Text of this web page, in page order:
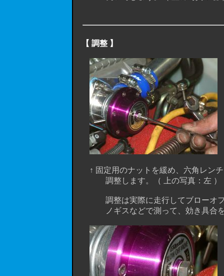
【 調整 】
↑ 固定用のナットを緩め、六角レンチ
調整します。（ 上の写真：左 ）
調整は実際に走行してブローオフバ
ノギスなどで測って、効き具合をメ